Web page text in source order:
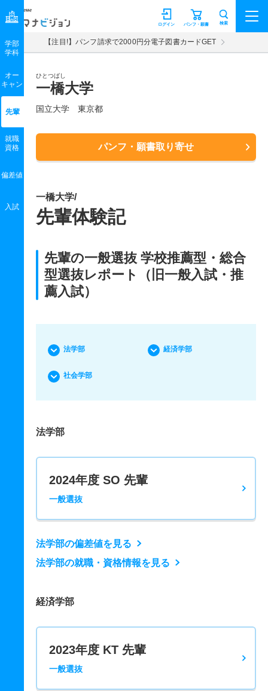
マナビジョン パンフ・願書
ログイン 検索
【注目!】パンフ請求で2000円分電子図書カードGET
ひとつばし
一橋大学
国立大学 東京都
パンフ・願書取り寄せ
学部
学科
オー
キャン
先輩
就職
資格
偏差値
入試
一橋大学/
先輩体験記
先輩の一般選抜 学校推薦型・総合
型選抜レポート（旧一般入試・推
薦入試）
法学部 経済学部
社会学部
法学部
2024年度 SO 先輩
一般選抜
法学部の偏差値を見る
法学部の就職・資格情報を見る
経済学部
2023年度 KT 先輩
一般選抜